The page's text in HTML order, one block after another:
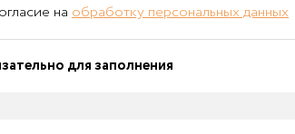
на обработку персональных данных
для заполнения